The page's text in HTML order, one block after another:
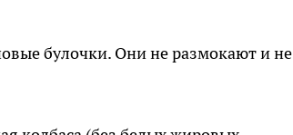
булочки. Они не размокают и не